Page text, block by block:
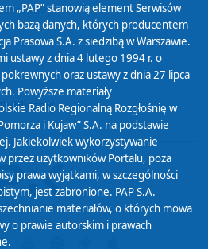
osobowych
„PAP” stanowią element Serwisów
bazą danych, których producentem
Prasowa S.A. z siedzibą w Warszawie.
ustawy z dnia 4 lutego 1994 r. o
oraz ustawy z dnia 27 lipca
Powyższe materiały
Radio Regionalną Rozgłośnię w
i Kujaw” S.A. na podstawie
Jakiekolwiek wykorzystywanie
przez użytkowników Portalu, poza
prawa wyjątkami, w szczególności
jest zabronione. PAP S.A.
materiałów, o których mowa
o prawie autorskim i prawach